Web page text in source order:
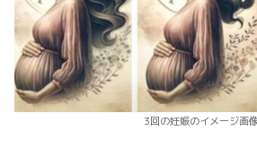
3回の妊娠のイメージ画像